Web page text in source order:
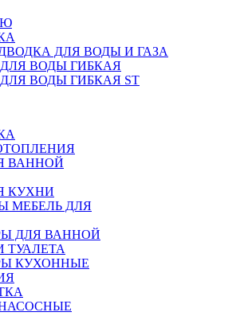
ДЛЯ ВОДЫ И ГАЗА
ВОДЫ ГИБКАЯ
ВОДЫ ГИБКАЯ ST
ВАННОЙ
КУХНИ
МЕБЕЛЬ ДЛЯ
ДЛЯ ВАННОЙ
КУХОННЫЕ